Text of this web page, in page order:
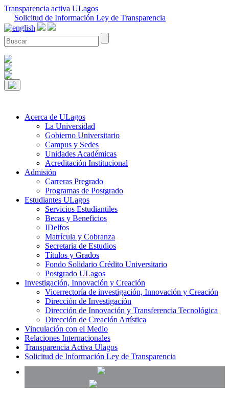
Transparencia activa ULagos
Solicitud de Información Ley de Transparencia
Acerca de ULagos
La Universidad
Gobierno Universitario
Campus y Sedes
Unidades Académicas
Acreditación Institucional
Admisión
Carreras Pregrado
Programas de Postgrado
Estudiantes ULagos
Servicios Estudiantiles
Becas y Beneficios
IDelfos
Matrícula y Cobranza
Secretaria de Estudios
Títulos y Grados
Fondo Solidario Crédito Universitario
Postgrado ULagos
Investigación, Innovación y Creación
Vicerrectoría de investigación, Innovación y Creación
Dirección de Investigación
Dirección de Innovación y Transferencia Tecnológica
Dirección de Creación Artística
Vinculación con el Medio
Relaciones Internacionales
Transparencia Activa Ulagos
Solicitud de Información Ley de Transparencia